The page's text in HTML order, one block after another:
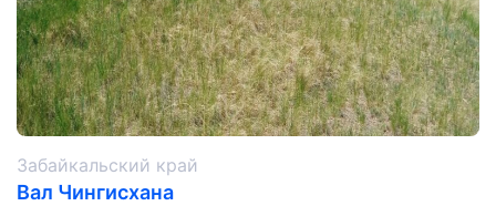
Забайкальский край
Вал Чингисхана